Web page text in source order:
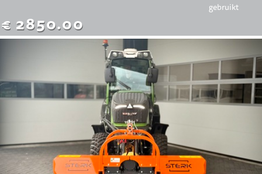
€ 2850.00
gebruikt